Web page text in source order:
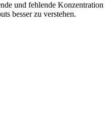
und fehlende Konzentration
besser zu verstehen.